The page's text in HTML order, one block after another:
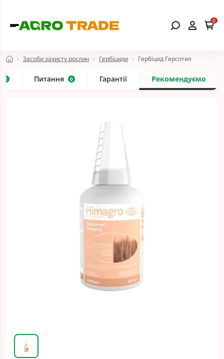
0
Засоби захисту рослин Гербіциди Гербіцид Герсотил
2 Питання 0 Гарантії Рекомендуємо